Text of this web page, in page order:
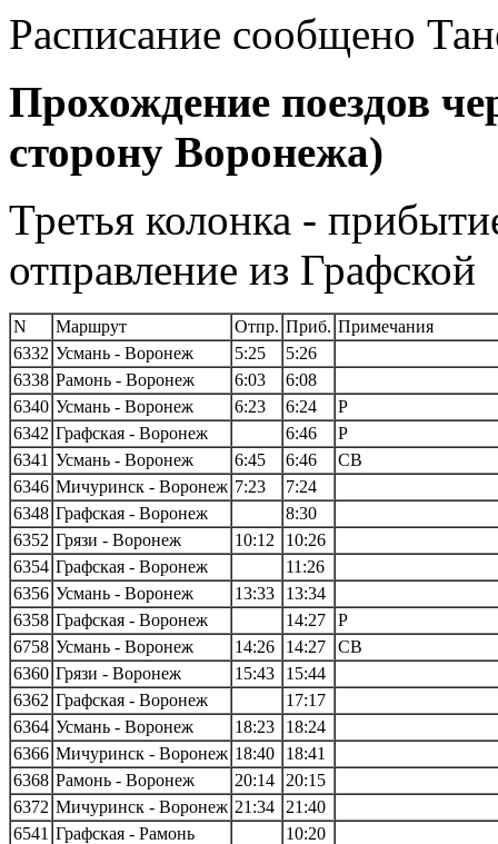
Расписание сообщено
Прохождение поездов
сторону Воронежа)
Третья колонка -
отправление из Графской
N Маршрут Отпр. Приб. Примечания
6332 Усмань - Воронеж 5:25
5:26
6338 Рамонь - Воронеж 6:03
6:08
6340 Усмань - Воронеж 6:23 6:24
Р
6342 Графская - Воронеж 6:46
Р
6341 Усмань - Воронеж 6:45 6:46
СВ
6346 Мичуринск - Воронеж 7:23
7:24
6348 Графская - Воронеж
8:30
6352 Грязи - Воронеж 10:12
10:26
6354 Графская - Воронеж
11:26
6356 Усмань - Воронеж 13:33
13:34
6358 Графская - Воронеж 14:27
Р
6758 Усмань - Воронеж 14:26 14:27
СВ
6360 Грязи - Воронеж 15:43
15:44
6362 Графская - Воронеж
17:17
6364 Усмань - Воронеж 18:23
18:24
6366 Мичуринск - Воронеж 18:40
18:41
6368 Рамонь - Воронеж 20:14
20:15
6372 Мичуринск - Воронеж 21:34
21:40
6541 Графская - Рамонь
10:20